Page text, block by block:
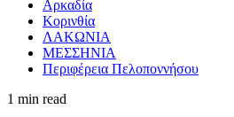
Αρκαδία
Κορινθία
ΛΑΚΩΝΙΑ
ΜΕΣΣΗΝΙΑ
Περιφέρεια Πελοποννήσου
1 min read